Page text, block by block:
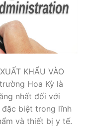
KHẨU VÀO
Hoa Kỳ là
nhất đối với
đặc biệt trong lĩnh
và thiết bị y tế.